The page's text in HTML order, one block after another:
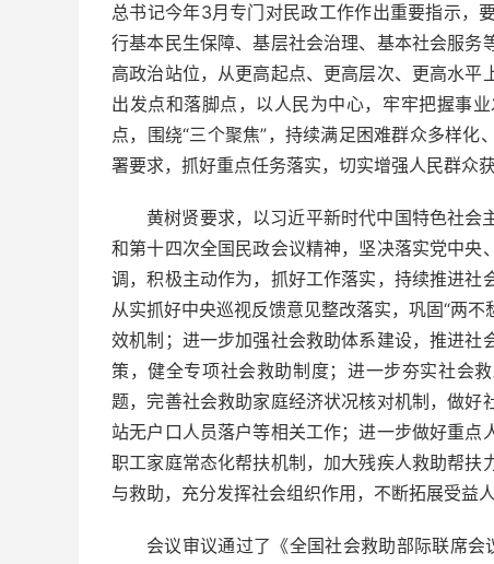
总书记今年3月专门对民政工作作出重要指示，
行基本民生保障、基层社会治理、基本社会服
高政治站位，从更高起点、更高层次、更高水
出发点和落脚点，以人民为中心，牢牢把握事
点，围绕“三个聚焦”，持续满足困难群众多样
署要求，抓好重点任务落实，切实增强人民群众
黄树贤要求，以习近平新时代中国特色社会
和第十四次全国民政会议精神，坚决落实党中
调，积极主动作为，抓好工作落实，持续推进
从实抓好中央巡视反馈意见整改落实，巩固“两
效机制；进一步加强社会救助体系建设，推进
策，健全专项社会救助制度；进一步夯实社会
题，完善社会救助家庭经济状况核对机制，做
站无户口人员落户等相关工作；进一步做好重
职工家庭常态化帮扶机制，加大残疾人救助帮
与救助，充分发挥社会组织作用，不断拓展受益人
会议审议通过了《全国社会救助部际联席